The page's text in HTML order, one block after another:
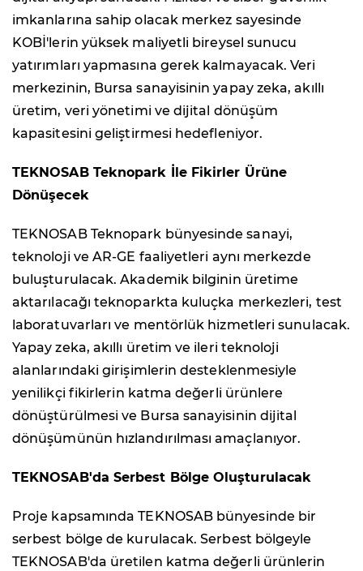
imkanlarına sahip olacak merkez sayesinde
KOBİ'lerin yüksek maliyetli bireysel sunucu
yatırımları yapmasına gerek kalmayacak. Veri
merkezinin, Bursa sanayisinin yapay zeka, akıllı
üretim, veri yönetimi ve dijital dönüşüm
kapasitesini geliştirmesi hedefleniyor.
TEKNOSAB Teknopark İle Fikirler Ürüne
Dönüşecek
TEKNOSAB Teknopark bünyesinde sanayi,
teknoloji ve AR-GE faaliyetleri aynı merkezde
buluşturulacak. Akademik bilginin üretime
aktarılacağı teknoparkta kuluçka merkezleri, test
laboratuvarları ve mentörlük hizmetleri sunulacak.
Yapay zeka, akıllı üretim ve ileri teknoloji
alanlarındaki girişimlerin desteklenmesiyle
yenilikçi fikirlerin katma değerli ürünlere
dönüştürülmesi ve Bursa sanayisinin dijital
dönüşümünün hızlandırılması amaçlanıyor.
TEKNOSAB'da Serbest Bölge Oluşturulacak
Proje kapsamında TEKNOSAB bünyesinde bir
serbest bölge de kurulacak. Serbest bölgeyle
TEKNOSAB'da üretilen katma değerli ürünlerin